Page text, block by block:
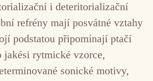
i deteritorializační
refrény mají posvátné vztahy
podstatou připomínají ptačí
jakési rytmické vzorce,
sonické motivy,